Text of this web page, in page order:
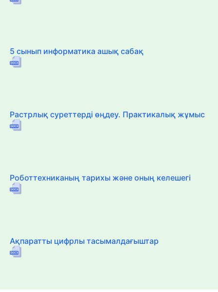
5 сынып информатика ашық сабақ
Растрлық суреттерді өңдеу. Практикалық жұмыс
Роботтехниканың тарихы және оның келешегі
Ақпаратты цифрлы тасымалдағыштар